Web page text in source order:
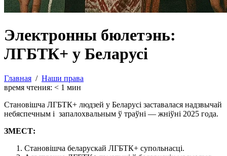
Электронны бюлетэнь:
ЛГБТК+ у Беларусі
Главная / Наши права
время чтения: < 1 мин
Становішча ЛГБТК+ людзей у Беларусі заставалася надзвычай
небяспечным і запалохвальным ў траўні — жніўні 2025 года.
ЗМЕСТ:
Становішча беларускай ЛГБТК+ супольнасці.